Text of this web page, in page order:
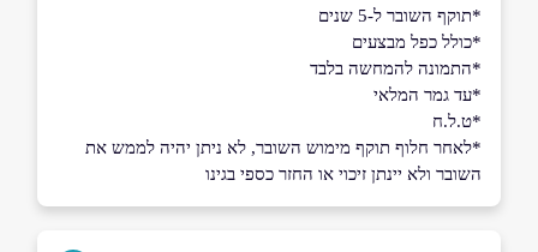
*תוקף השובר ל-5 שנים
*כולל כפל מבצעים
*התמונה להמחשה בלבד
*עד גמר המלאי
*ט.ל.ח
*לאחר חלוף תוקף מימוש השובר, לא ניתן יהיה לממש את
השובר ולא יינתן זיכוי או החזר כספי בגינו